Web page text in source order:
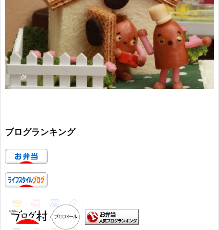
ブログランキング